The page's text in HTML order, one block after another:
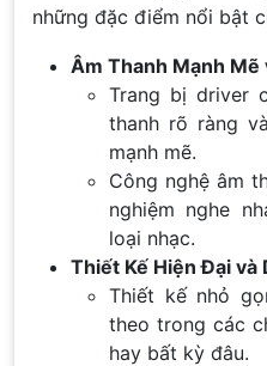
những đặc điểm nổi bật
Âm Thanh Mạnh Mẽ
Trang bị driver
thanh rõ ràng
mạnh mẽ.
Công nghệ âm
nghiệm nghe
loại nhạc.
Thiết Kế Hiện Đại và
Thiết kế nhỏ
theo trong các
hay bất kỳ đâu.